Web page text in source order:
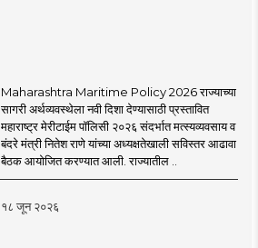
Maharashtra Maritime Policy 2026 राज्याच्या
सागरी अर्थव्यवस्थेला नवी दिशा देण्यासाठी प्रस्तावित
महाराष्ट्र मेरीटाईम पॉलिसी २०२६ संदर्भात मत्स्यव्यवसाय व
बंदरे मंत्री नितेश राणे यांच्या अध्यक्षतेखाली सविस्तर आढावा
बैठक आयोजित करण्यात आली. राज्यातील ..
१८ जून २०२६